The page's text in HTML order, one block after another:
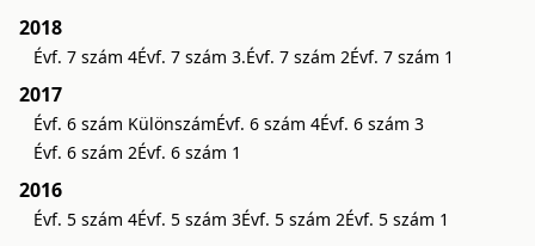
2018
Évf. 7 szám 4Évf. 7 szám 3.Évf. 7 szám 2Évf. 7 szám 1
2017
Évf. 6 szám KülönszámÉvf. 6 szám 4Évf. 6 szám 3
Évf. 6 szám 2Évf. 6 szám 1
2016
Évf. 5 szám 4Évf. 5 szám 3Évf. 5 szám 2Évf. 5 szám 1